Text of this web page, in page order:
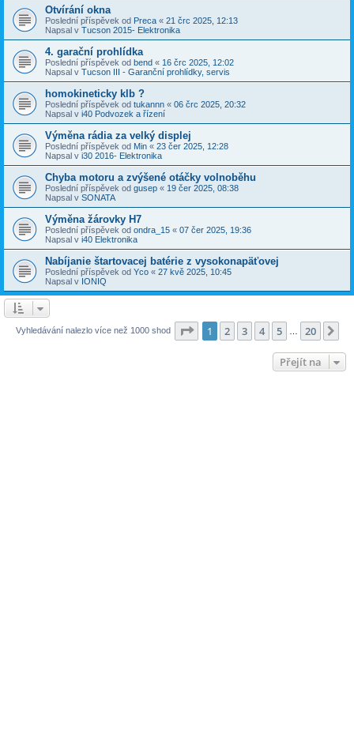
Otvírání okna
Poslední příspěvek od Preca « 21 črc 2025, 12:13
Napsal v Tucson 2015- Elektronika
4. garační prohlídka
Poslední příspěvek od bend « 16 črc 2025, 12:02
Napsal v Tucson III - Garanční prohlídky, servis
homokineticky klb ?
Poslední příspěvek od tukannn « 06 črc 2025, 20:32
Napsal v i40 Podvozek a řízení
Výměna rádia za velký displej
Poslední příspěvek od Min « 23 čer 2025, 12:28
Napsal v i30 2016- Elektronika
Chyba motoru a zvýšené otáčky volnoběhu
Poslední příspěvek od gusep « 19 čer 2025, 08:38
Napsal v SONATA
Výměna žárovky H7
Poslední příspěvek od ondra_15 « 07 čer 2025, 19:36
Napsal v i40 Elektronika
Nabíjanie štartovacej batérie z vysokonapäťovej
Poslední příspěvek od Yco « 27 kvě 2025, 10:45
Napsal v IONIQ
Vyhledávání nalezlo více než 1000 shod Stránka z 20
1 2 3 4 5 20
Přejít na